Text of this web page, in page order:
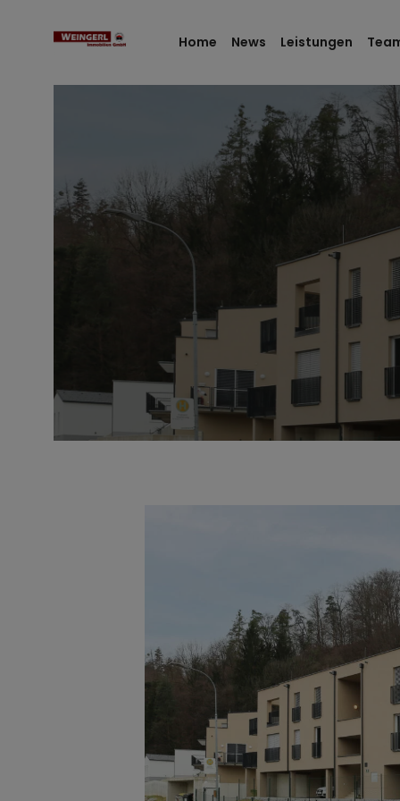
Home News Leistungen